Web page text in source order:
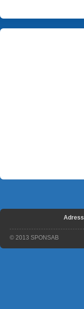
Adress
© 2013 SPONSAB